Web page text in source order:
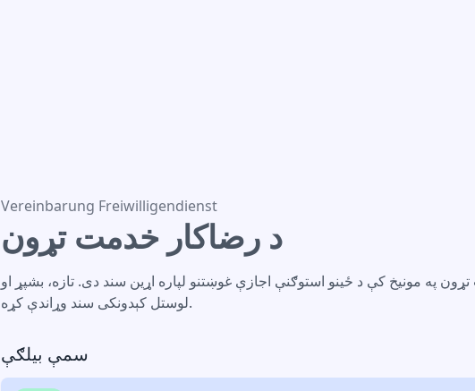
د رضاکار خدمت تړون
Vereinbarung Freiwilligendienst
د رضاکار خدمت تړون
په مونیخ کې د ځینو استوګنې اجازې غوښتنو لپاره اړین سند دی. تازه، بشپړ او
لوستل کېدونکی سند وړاندې کړه.
سمې بیلګې